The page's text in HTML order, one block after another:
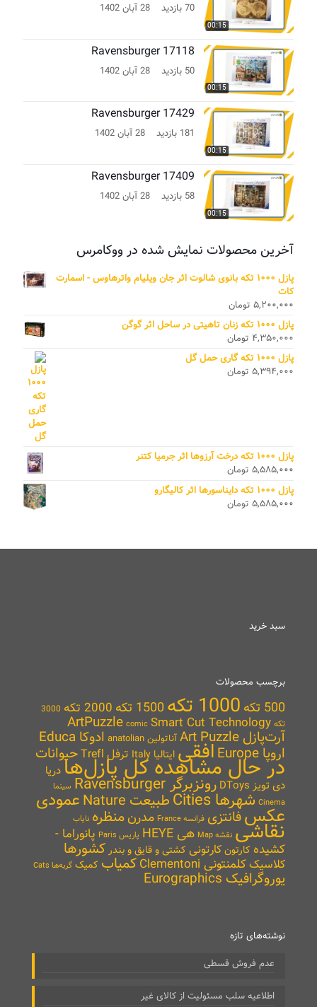
00:15
70 بازدید 28 آبان 1402
00:15
Ravensburger 17118
50 بازدید 28 آبان 1402
00:15
Ravensburger 17429
181 بازدید 28 آبان 1402
00:15
Ravensburger 17409
58 بازدید 28 آبان 1402
آخرین محصولات نمایش شده در ووکامرس
پازل ۱۰۰۰ تکه بانوی شالوت اثر جان ویلیام واترهاوس - اسمارت
کات
۵,۲۰۰,۰۰۰ تومان
پازل ۱۰۰۰ تکه زنان تاهیتی در ساحل اثر گوگن
۴,۳۵۰,۰۰۰ تومان
پازل ۱۰۰۰ تکه گاری حمل گل
۵,۳۹۴,۰۰۰ تومان
پازل ۱۰۰۰ تکه درخت آرزوها اثر جرمیا کتنر
۵,۵۸۵,۰۰۰ تومان
پازل ۱۰۰۰ تکه دایناسورها اثر کالیگارو
۵,۵۸۵,۰۰۰ تومان
سبد خرید
برچسب محصولات
500 تکه 1000 تکه 1500 تکه 2000 تکه
3000
تکه
ArtPuzzle comic Smart Cut Technology
آرت‌پازل Art Puzzle آناتولین anatolian ادوکا Educa
اروپا Europe افقی ایتالیا Italy ترفل Trefl حیواناتدر حال مشاهده کل پازل‌هادریا
دی تویز DToys
رونزبرگر Ravensburger
سینما
Cinema شهرها Cities طبیعت Nature عمودی
عکسفانتزی فرانسه France مدرنمنظره نایاب نقاشی نقشه Map هی HEYE پاریس Paris
پانوراما -
کشیده کارتونکارتونی کشتی و قایق و بندر کشورها
کلاسیککلمنتونی Clementoni کمیاب کمیک گربه‌ها Cats
یوروگرافیک Eurographics
نوشته‌های تازه
عدم فروش قسطی
اطلاعیه سلب مسئولیت از کالای غیر